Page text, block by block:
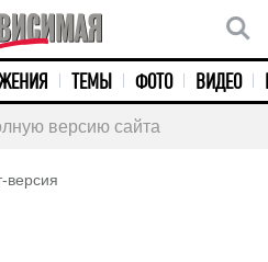
ТЕМЫ ФОТО ВИДЕО
версию сайта
версия